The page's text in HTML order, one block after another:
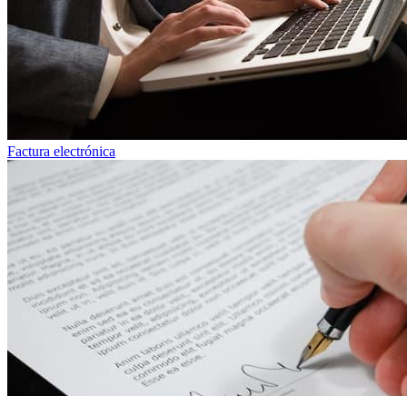
Factura electrónica